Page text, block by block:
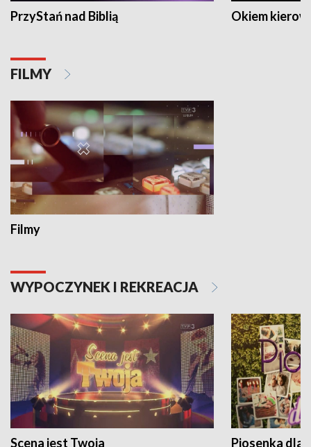
PrzyStań nad Biblią Okiem
FILMY
Filmy
WYPOCZYNEK I REKREACJA
Scena jest Twoja Piosenka dla